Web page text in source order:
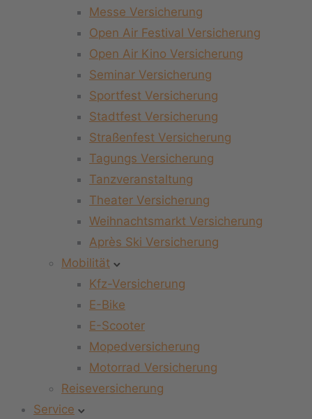
Messe Versicherung
Open Air Festival Versicherung
Open Air Kino Versicherung
Seminar Versicherung
Sportfest Versicherung
Stadtfest Versicherung
Straßenfest Versicherung
Tagungs Versicherung
Tanzveranstaltung
Theater Versicherung
Weihnachtsmarkt Versicherung
Après Ski Versicherung
Mobilität
Kfz-Versicherung
E-Bike
E-Scooter
Mopedversicherung
Motorrad Versicherung
Reiseversicherung
Service